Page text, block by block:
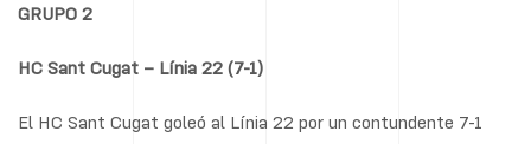
GRUPO 2
HC Sant Cugat – Línia 22 (7-1)
El HC Sant Cugat goleó al Línia 22 por un contundente 7-1